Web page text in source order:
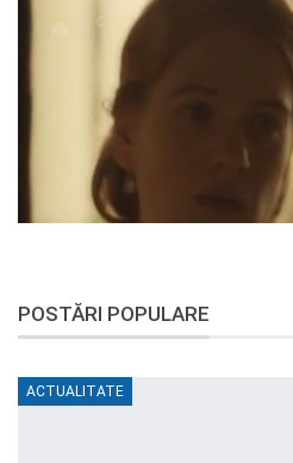
POSTĂRI POPULARE
ACTUALITATE